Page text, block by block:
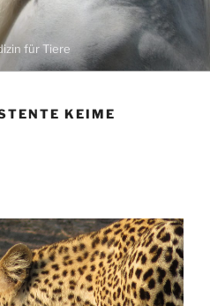
für Tiere
KEIME